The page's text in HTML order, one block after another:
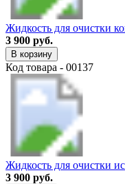
Жидкость для очистки
3 900 руб.
В корзину
Код товара - 00137
Жидкость для очистки
3 900 руб.